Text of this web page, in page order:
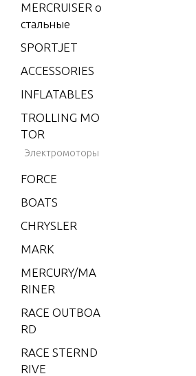
MERCRUISER о
стальные
SPORTJET
ACCESSORIES
INFLATABLES
TROLLING MO
TOR
Электромоторы
FORCE
BOATS
CHRYSLER
MARK
MERCURY/MA
RINER
RACE OUTBOA
RD
RACE STERND
RIVE